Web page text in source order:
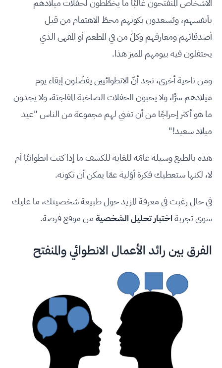
بأنفسهم، ويُسعدون بكونهم محطّ الاهتمام من قبل
أصدقائهم ومعارفهم وكلّ من في المطعم أو المقهى الذي
يحتفلون فيه بيومهم المميز هذا.
ومن ناحية أخرى، نجد أنّ الانطوائيين يفضّلون إبقاء يوم
ميلادهم سرًّا، ولا يحبون الحفلات الصاخبة المفاجئة، ولا يجدون
ما هو أكثر إحراجًا من أن تغني لهم مجموعة من الناس "عيد
ميلاد سعيد!"
هذه بالطبع وسيلة عامّة للغاية للكشف ما إذا كنت انطوائيًا أم
لا، لكنها ستعطيك فكرة أوّلية عمّا يمكن أن تكونه.
في حال رغبت في معرفة المزيد حول طبيعة شخصيتك، ما عليك
سوى تجربةاختبار تحليل الشخصيةمن موقع فرصة.
الفرق بين رائد الأعمال الانطوائي والمنفتح